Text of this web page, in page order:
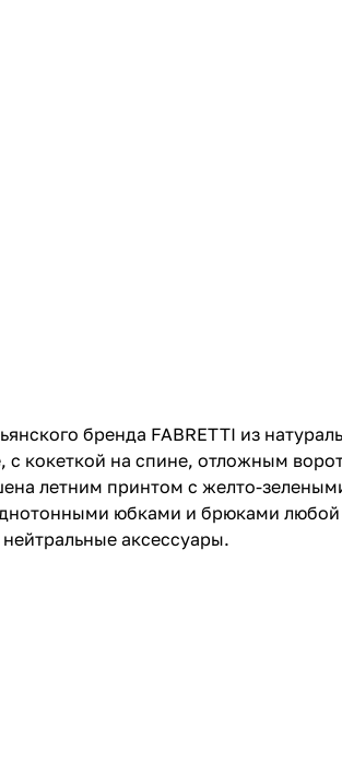
бренда FABRETTI из
кокеткой на спине, отложным
летним принтом с желто-
юбками и брюками
аксессуары.